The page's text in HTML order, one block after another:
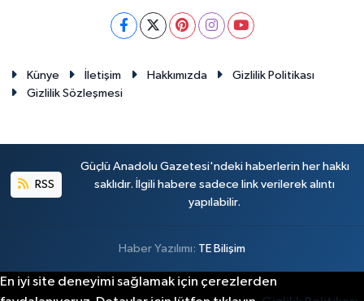
Künye İletişim Hakkımızda
Gizlilik Politikası
Gizlilik Sözleşmesi
RSS
Güçlü Anadolu Gazetesi'ndeki haberlerin her hakkı
saklıdır. İlgili habere sadece link verilerek alıntı
yapılabilir.
Haber Yazılımı: TE Bilişim
En iyi site deneyimi sağlamak için çerezlerden